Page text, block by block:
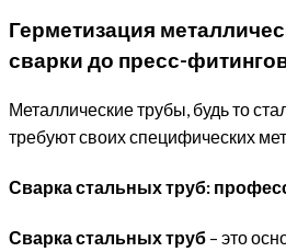
Герметизация
сварки до пресс-
Металлические трубы, будь то
требуют своих специфических
Сварка стальных труб:
Сварка стальных труб – это